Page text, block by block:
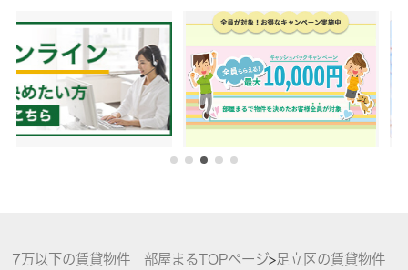
7万以下の賃貸物件 部屋まるTOPページ>足立区の賃貸物件